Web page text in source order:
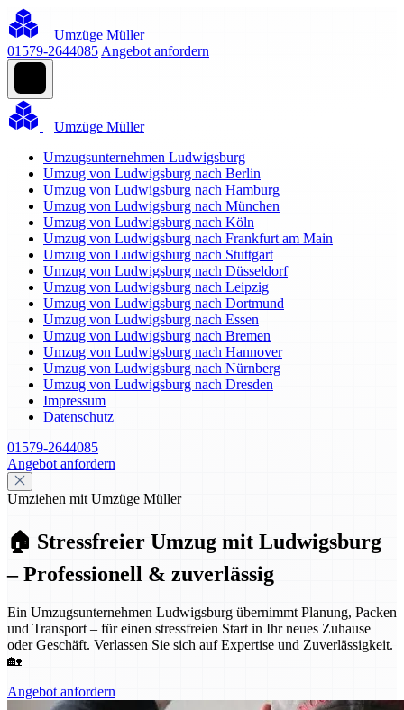
Umzüge Müller
01579-2644085 Angebot anfordern
Umzüge Müller
Umzugsunternehmen Ludwigsburg
Umzug von Ludwigsburg nach Berlin
Umzug von Ludwigsburg nach Hamburg
Umzug von Ludwigsburg nach München
Umzug von Ludwigsburg nach Köln
Umzug von Ludwigsburg nach Frankfurt am Main
Umzug von Ludwigsburg nach Stuttgart
Umzug von Ludwigsburg nach Düsseldorf
Umzug von Ludwigsburg nach Leipzig
Umzug von Ludwigsburg nach Dortmund
Umzug von Ludwigsburg nach Essen
Umzug von Ludwigsburg nach Bremen
Umzug von Ludwigsburg nach Hannover
Umzug von Ludwigsburg nach Nürnberg
Umzug von Ludwigsburg nach Dresden
Impressum
Datenschutz
01579-2644085
Angebot anfordern
Umziehen mit Umzüge Müller
🏠 Stressfreier Umzug mit Ludwigsburg
– Professionell & zuverlässig
Ein Umzugsunternehmen Ludwigsburg übernimmt Planung, Packen
und Transport – für einen stressfreien Start in Ihr neues Zuhause
oder Geschäft. Verlassen Sie sich auf Expertise und Zuverlässigkeit.
🏡
Angebot anfordern